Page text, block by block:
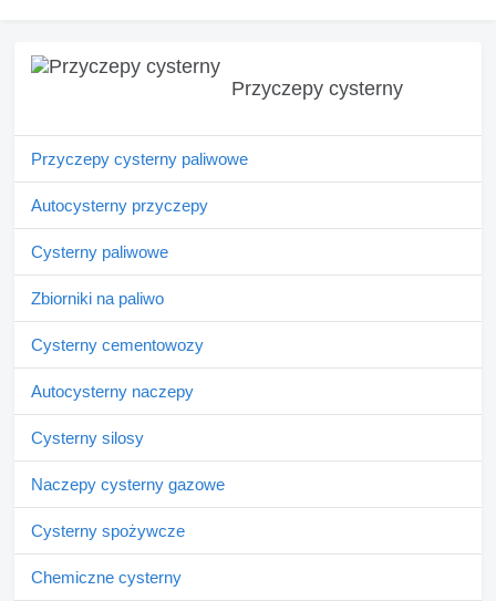
Przyczepy cysterny
Przyczepy cysterny paliwowe
Autocysterny przyczepy
Cysterny paliwowe
Zbiorniki na paliwo
Cysterny cementowozy
Autocysterny naczepy
Cysterny silosy
Naczepy cysterny gazowe
Cysterny spożywcze
Chemiczne cysterny